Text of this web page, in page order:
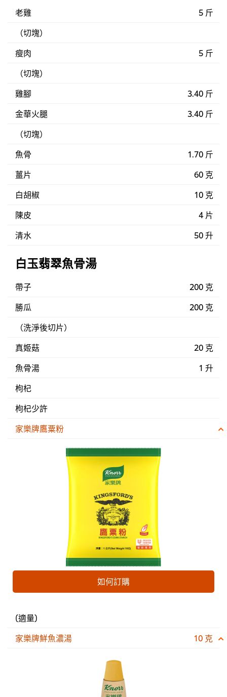
老雞
5 斤
（切塊）
瘦肉
5 斤
（切塊）
雞腳
3.40 斤
金華火腿
3.40 斤
（切塊）
魚骨
1.70 斤
薑片
60 克
白胡椒
10 克
陳皮
4 片
清水
50 升
白玉翡翠魚骨湯
帶子
200 克
勝瓜
200 克
（洗淨後切片）
真姬菇
20 克
魚骨湯
1 升
枸杞
枸杞少許
家樂牌鷹粟粉
如何訂購
(適量)
家樂牌鮮魚濃湯
10 克